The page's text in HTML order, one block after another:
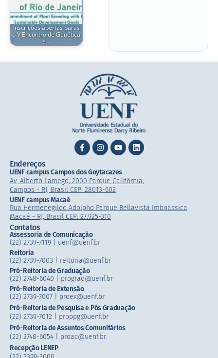
Inscrições abertas paras
o V Encontro de Genética
e…
Endereços
UENF campus Campos dos Goytacazes
Av. Alberto Lamego, 2000 Parque Califórnia,
Campos - RJ, Brasil CEP: 28013-602
UENF campus Macaé
Rua Hermenegildo Adolpho Parque Bellavista Imboassica
Macaé - RJ, Brasil CEP: 27.925-310
Contatos
Assessoria de Comunicação
(22) 2739-7119 | uenf@uenf.br
Reitoria
(22) 2739-7003 |​ reitoria@uenf.br
Pró-Reitoria de Graduação
(22) 2748-6040 | prograd@uenf.br
Pró-Reitoria de Extensão
(22) 2739-7007​ | proex@uenf.br
Pró-Reitoria de Pesquisa e Pós Graduação
(22) 2739-7012 | proppg@uenf.br
Pró-Reitoria de Assuntos Comunitários
(22) 2748-6054​ | proac@uenf.br
Recepção LENEP